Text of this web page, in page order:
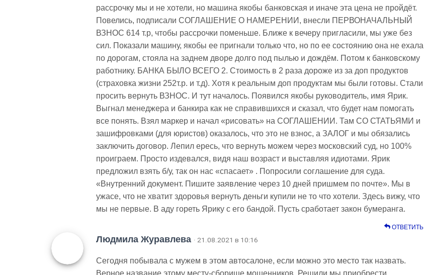
рассрочку мы и не хотели, но машина якобы банковская и иначе эта цена не пройдёт.
Повелись, подписали СОГЛАШЕНИЕ О НАМЕРЕНИИ, внесли ПЕРВОНАЧАЛЬНЫЙ
ВЗНОС 614 т.р, чтобы рассрочки поменьше. Ближе к вечеру пригласили, мы уже без
сил. Показали машину, якобы ее пригнали только что, но по ее состоянию она не ехала
по дорогам, стояла на заднем дворе долго под пылью и дождём. Потом к банковскому
работнику. БАНКА БЫЛО ВСЕГО 2. Стоимость в 2 раза дороже из за доп продуктов
(страховка жизни 252т.р. и т.д). Хотя к реальным доп продуктам мы были готовы. Стали
просить вернуть ВЗНОС. И тут началось. Появился якобы руководитель, имя Ярик.
Выгнал менеджера и банкира как не справившихся и сказал, что будет нам помогать
все понять. Взял маркер и начал «рисовать» на СОГЛАШЕНИИ. Там СО СТАТЬЯМИ и
зашифровками (для юристов) оказалось, что это не взнос, а ЗАЛОГ и мы обязались
заключить договор. Лепил ересь, что вернуть можем через московский суд, но 100%
проиграем. Просто издевался, видя наш возраст и выставляя идиотами. Ярик
предложил взять б/у, так он нас «спасает» . Попросили соглашение для суда.
«Внутренний документ. Пишите заявление через 10 дней пришмем по почте». Мы в
ужасе, что не хватит здоровья вернуть деньги купили не то что хотели. Здесь вижу, что
мы не первые. В аду гореть Ярику с его бандой. Пусть сработает закон бумеранга.
ОТВЕТИТЬ
Людмила Журавлева · 21.08.2021 в 10:16
Сегодня побывала с мужем в этом автосалоне, если можно это место так назвать.
Верное название этому месту-сборище мошенников. Решили мы приобрести